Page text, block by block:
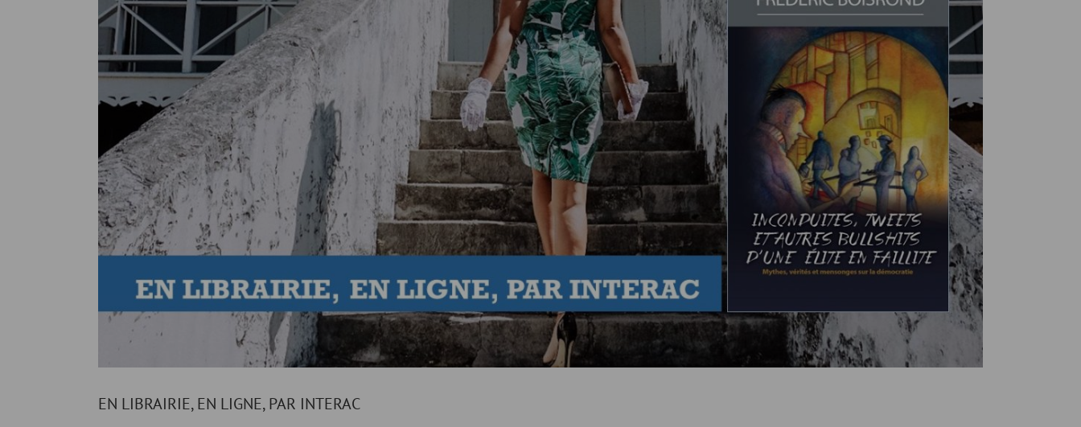
EN LIBRAIRIE, EN LIGNE, PAR INTERAC